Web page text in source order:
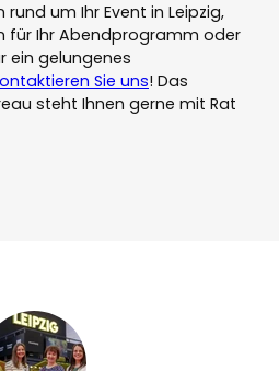
um Ihr Event in Leipzig,
für Ihr Abendprogramm oder
ein gelungenes
Sie uns! Das
steht Ihnen gerne mit Rat